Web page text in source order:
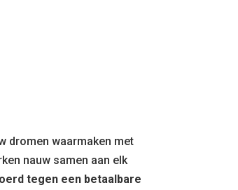
dromen waarmaken met
nauw samen aan elk
tegen een betaalbare